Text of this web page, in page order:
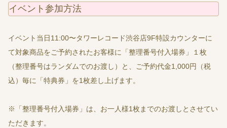
イベント参加方法
イベント当日11:00〜タワーレコード渋谷店9F特設カウンターに
て対象商品をご予約されたお客様に「整理番号付入場券」１枚
（整理番号はランダムでのお渡し）と、ご予約代金1,000円（税
込）毎に「特典券」を1枚差し上げます。
※「整理番号付入場券」は、お一人様1枚までのお渡しとさせてい
ただきます。